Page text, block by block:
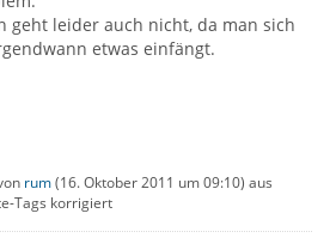
geht leider auch nicht, da man sich
etwas einfängt.
rum(16. Oktober 2011 um 09:10) aus
Tags korrigiert